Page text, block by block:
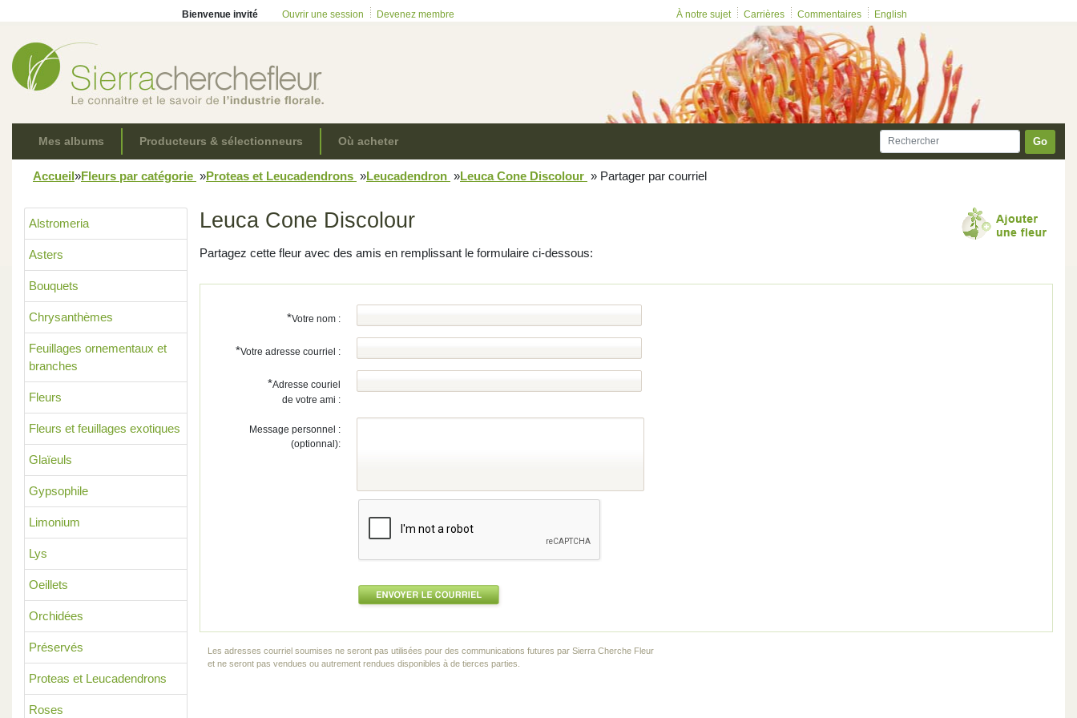
Bienvenue invité Ouvrir une session Devenez membre À notre sujet Carrières Commentaires English
Mes albums Producteurs & sélectionneurs Où acheter Go
Accueil»Fleurs par catégorie »Proteas et Leucadendrons »Leucadendron »Leuca Cone Discolour » Partager par courriel
Alstromeria
Asters
Bouquets
Chrysanthèmes
Feuillages ornementaux et
branches
Fleurs
Fleurs et feuillages exotiques
Glaïeuls
Gypsophile
Limonium
Lys
Oeillets
Orchidées
Préservés
Proteas et Leucadendrons
Roses
Leuca Cone Discolour
Partagez cette fleur avec des amis en remplissant le formulaire ci-dessous:
*Votre nom :
*Votre adresse courriel :
*Adresse couriel
de votre ami :
Message personnel :
(optionnal):
Les adresses courriel soumises ne seront pas utilisées pour des communications futures par Sierra Cherche Fleur
et ne seront pas vendues ou autrement rendues disponibles à de tierces parties.